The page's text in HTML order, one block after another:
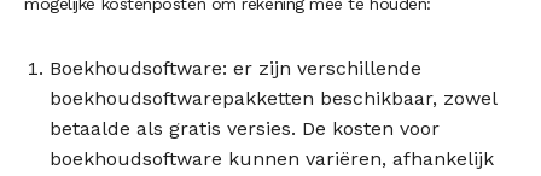
Boekhoudsoftware: er zijn verschillende
boekhoudsoftwarepakketten beschikbaar, zowel
betaalde als gratis versies. De kosten voor
boekhoudsoftware kunnen variëren, afhankelijk